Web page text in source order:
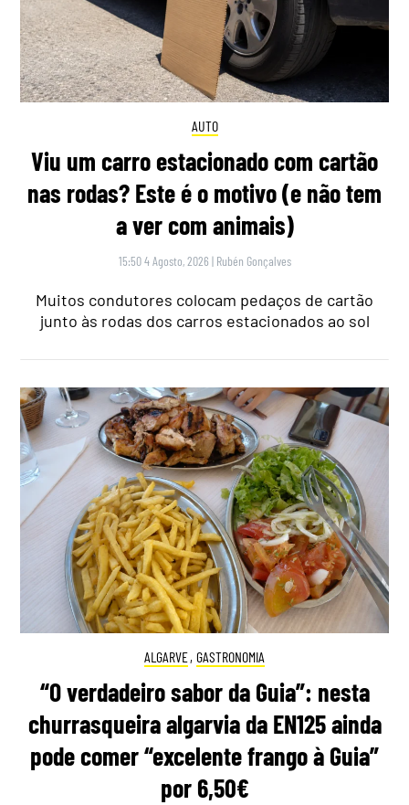
AUTO
Viu um carro estacionado com cartão
nas rodas? Este é o motivo (e não tem
a ver com animais)
15:50 4 Agosto, 2026 | Rubén Gonçalves
Muitos condutores colocam pedaços de cartão
junto às rodas dos carros estacionados ao sol
ALGARVE, GASTRONOMIA
“O verdadeiro sabor da Guia”: nesta
churrasqueira algarvia da EN125 ainda
pode comer “excelente frango à Guia”
por 6,50€